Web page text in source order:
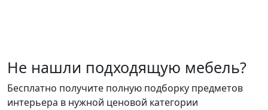
Не нашли подходящую мебель?
Бесплатно получите полную подборку предметов
интерьера в нужной ценовой категории